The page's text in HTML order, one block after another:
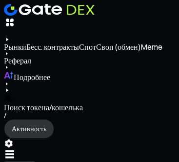
РынкиБесс. контрактыСпотСвоп (обмен)Meme
Реферал
Подробнее
Поиск токена/кошелька
/
Активность